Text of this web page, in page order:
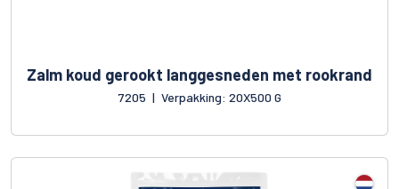
Zalm koud gerookt langgesneden met rookrand
7205 | Verpakking: 20X500 G